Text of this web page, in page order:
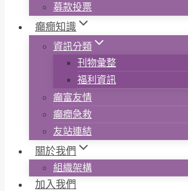
募款投票
癲癇知識
資訊分類
刊物彙整
福利資訊
癲富友情
癲癇急救
友站連結
關於我們
組織架構
加入我們